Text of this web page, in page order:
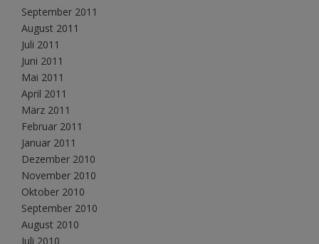
September 2011
August 2011
Juli 2011
Juni 2011
Mai 2011
April 2011
März 2011
Februar 2011
Januar 2011
Dezember 2010
November 2010
Oktober 2010
September 2010
August 2010
Juli 2010